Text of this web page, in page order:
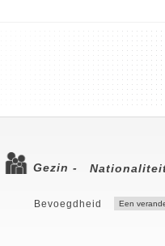
Gezin -
Bevoegdheid